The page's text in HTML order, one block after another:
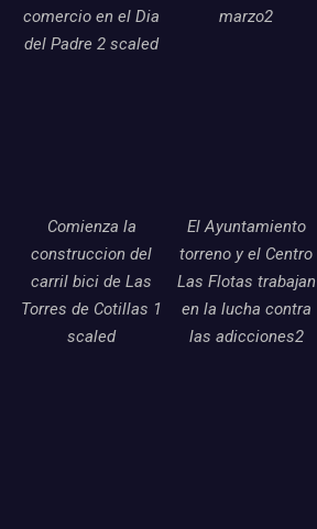
comercio en el Dia
del Padre 2 scaled
marzo2
Comienza la
construccion del
carril bici de Las
Torres de Cotillas 1
scaled
El Ayuntamiento
torreno y el Centro
Las Flotas trabajan
en la lucha contra
las adicciones2